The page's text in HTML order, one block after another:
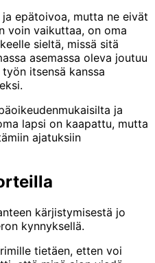
epätoivoa, mutta ne eivät
voin vaikuttaa, on oma
sieltä, missä sitä
asemassa oleva joutuu
itsensä kanssa
ja
lapsi on kaapattu, mutta
ajatuksiin
kärjistymisestä jo
kynnyksellä.
tietäen, etten voi